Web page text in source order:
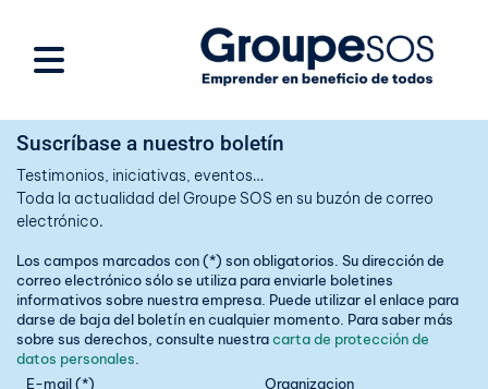
Suscríbase a nuestro boletín
Testimonios, iniciativas, eventos…
Toda la actualidad del Groupe SOS en su buzón de correo
electrónico.
Los campos marcados con (*) son obligatorios. Su dirección de
correo electrónico sólo se utiliza para enviarle boletines
informativos sobre nuestra empresa. Puede utilizar el enlace para
darse de baja del boletín en cualquier momento. Para saber más
sobre sus derechos, consulte nuestracarta de protección de
datos personales
E-mail (*)
Organizacion